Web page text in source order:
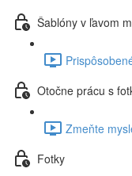
Šablóny v ľavom
Otočne prácu s
Zmeňte
Fotky